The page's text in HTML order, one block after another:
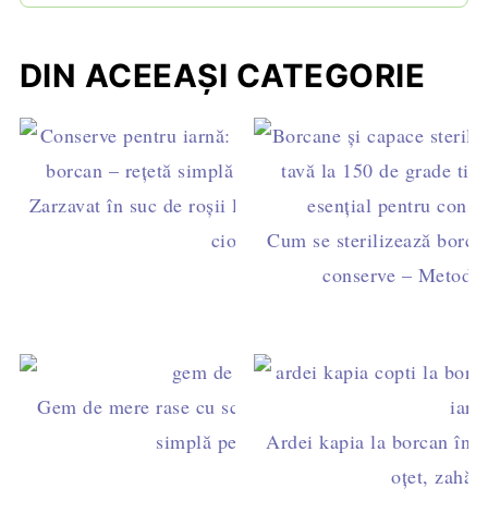
DIN ACEEAȘI CATEGORIE
Zarzavat în suc de roșii la borcan - perfect pentru
ciorbe
Cum se sterilizează
conserve –
Gem de mere rase cu scorțișoară și rom - rețetă
simplă pentru iarnăArdei kapia la borcan în
oțet, zahăr